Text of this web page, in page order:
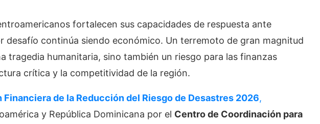
fortalecen sus capacidades de respuesta ante
desafío continúa siendo económico. Un terremoto de gran magnitud
tragedia humanitaria, sino también un riesgo para las finanzas
crítica y la competitividad de la región.
Financiera de la Reducción del Riesgo de Desastres 2026,
y República Dominicana por el Centro de Coordinación para